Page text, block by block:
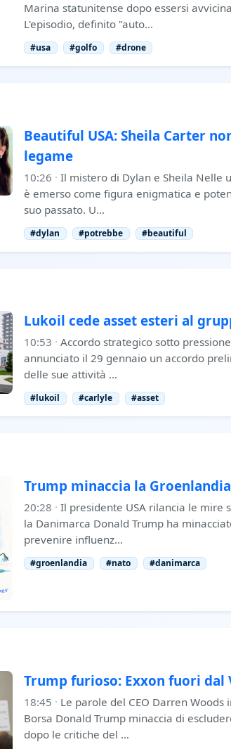
Marina statunitense dopo essersi
L'episodio, definito "auto…
#usa #golfo #drone
Beautiful USA: Sheila Carter
legame
10:26 · Il mistero di Dylan e Sheila Nelle
è emerso come figura enigmatica e
suo passato. U…
#dylan #potrebbe #beautiful
Lukoil cede asset esteri al
10:53 · Accordo strategico sotto
annunciato il 29 gennaio un accordo
delle sue attività …
#lukoil #carlyle #asset
Trump minaccia la
20:28 · Il presidente USA rilancia le mire
la Danimarca Donald Trump ha
prevenire influenz…
#groenlandia #nato #danimarca
Trump furioso: Exxon fuori dal
18:45 · Le parole del CEO Darren
Borsa Donald Trump minaccia di
dopo le critiche del …